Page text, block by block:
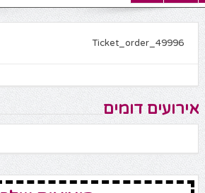
Ticket_order_49996
אירועים דומים